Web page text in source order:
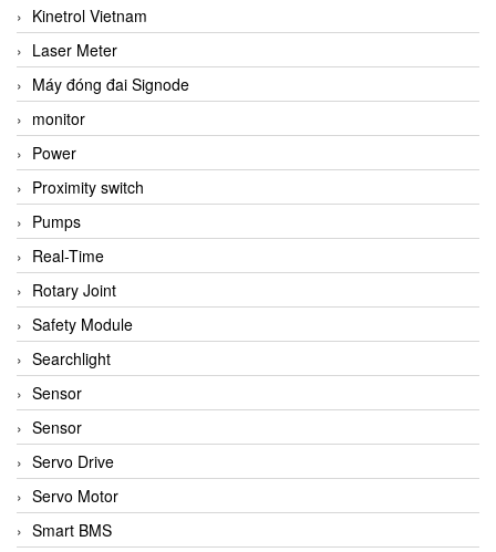
Kinetrol Vietnam
Laser Meter
Máy đóng đai Signode
monitor
Power
Proximity switch
Pumps
Real-Time
Rotary Joint
Safety Module
Searchlight
Sensor
Sensor
Servo Drive
Servo Motor
Smart BMS